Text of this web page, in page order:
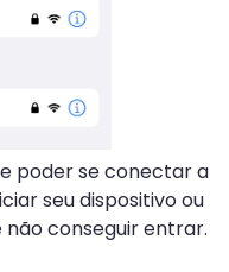
poder se conectar a
seu dispositivo ou
conseguir entrar.